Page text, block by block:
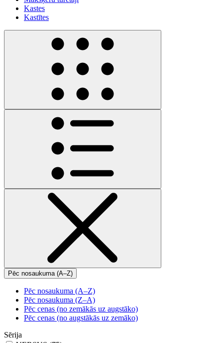
Kastes
Kastītes
Pēc nosaukuma (A–Z)
Pēc nosaukuma (A–Z)
Pēc nosaukuma (Z–A)
Pēc cenas (no zemākās uz augstāko)
Pēc cenas (no augstākās uz zemāko)
Sērija